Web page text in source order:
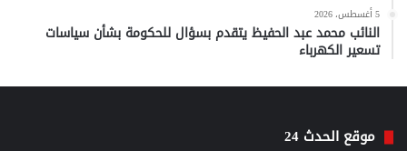
5 أغسطس، 2026
النائب محمد عبد الحفيظ يتقدم بسؤال للحكومة بشأن سياسات
تسعير الكهرباء
موقع الحدث 24